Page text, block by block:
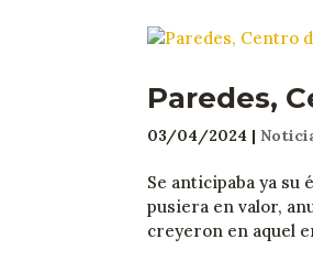
Paredes,
03/04/2024 |
Se anticipaba ya su
pusiera en valor,
creyeron en aquel